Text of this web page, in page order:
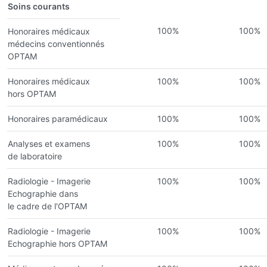
Soins courants
Honoraires médicaux
médecins conventionnés
OPTAM
100% 100%
Honoraires médicaux
hors OPTAM
100% 100%
Honoraires paramédicaux 100% 100%
Analyses et examens
de laboratoire
100% 100%
Radiologie - Imagerie
Echographie dans
le cadre de l'OPTAM
100% 100%
Radiologie - Imagerie
Echographie hors OPTAM
100% 100%